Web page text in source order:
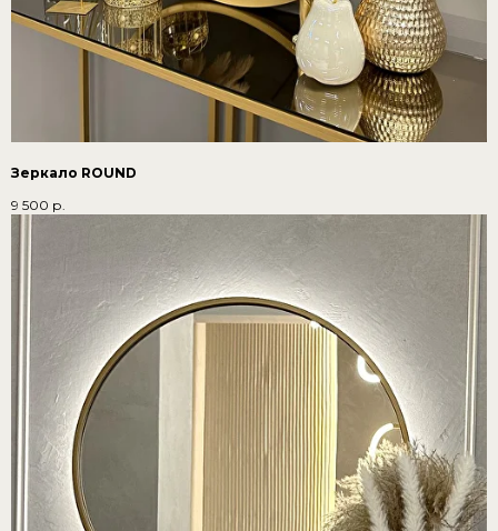
Зеркало ROUND
9 500 р.